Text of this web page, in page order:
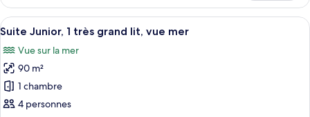
2
lits
place,
vue
jardin
le
type
de
Suite
Junior,
lits
une
Afficher
toutes
les
photos
pour
ce
Une personne se détend dans une
8
Suite Junior, 1 très grand lit, vue mer
Vue sur la mer
90 m²
1 chambre
4 personnes